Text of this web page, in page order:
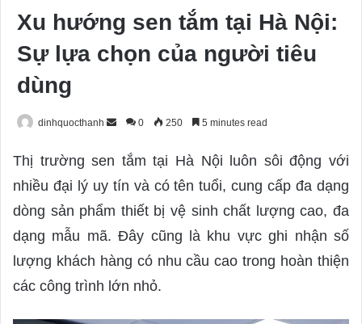
Xu hướng sen tắm tại Hà Nội:
Sự lựa chọn của người tiêu
dùng
dinhquocthanh
d
e
m
a
l
0 250 5 minutes read
Thị trường sen tắm tại Hà Nội luôn sôi động với
nhiều đại lý uy tín và có tên tuổi, cung cấp đa dạng
dòng sản phẩm thiết bị vệ sinh chất lượng cao, đa
dạng mẫu mã. Đây cũng là khu vực ghi nhận số
lượng khách hàng có nhu cầu cao trong hoàn thiện
các công trình lớn nhỏ.